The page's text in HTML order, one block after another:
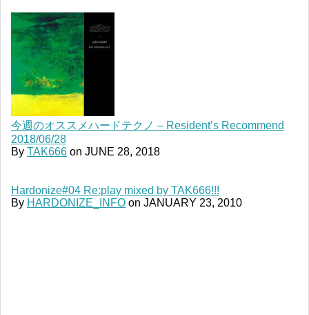
今週のオススメハードテクノ – Resident’s Recommend
2018/06/28
By TAK666 on JUNE 28, 2018
Hardonize#04 Re:play mixed by TAK666!!!
By HARDONIZE_INFO on JANUARY 23, 2010